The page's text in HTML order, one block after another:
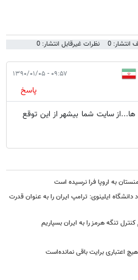
0 نظرات غیرقابل انتشار: 0
۰۹:۵۷ - ۱۳۹۰/۰۱/۰۵
پاسخ
سایت شما بیشهر از این توقع
به اروپا فرا نرسیده است
ایلینوی: ترامپ ایران را به عنوان قدرت
تنگه هرمز را به ایران بسپاریم
اعتباری برایت باقی نمانده‌است